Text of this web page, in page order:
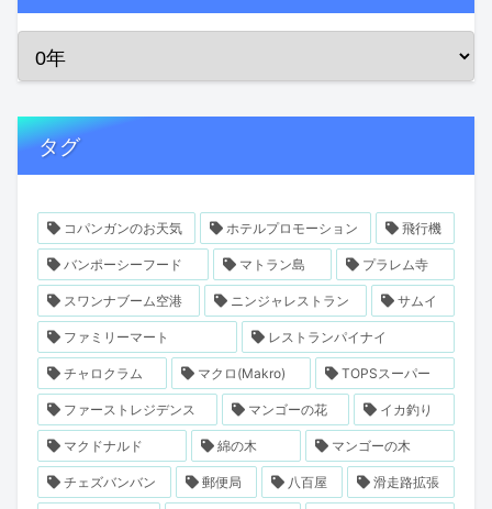
タグ
コパンガンのお天気 ホテルプロモーション 飛行機
バンポーシーフード マトラン島 プラレム寺
スワンナブーム空港 ニンジャレストラン サムイ
ファミリーマート レストランパイナイ
チャロクラム マクロ(Makro) TOPSスーパー
ファーストレジデンス マンゴーの花 イカ釣り
マクドナルド 綿の木 マンゴーの木
チェズバンバン 郵便局 八百屋 滑走路拡張